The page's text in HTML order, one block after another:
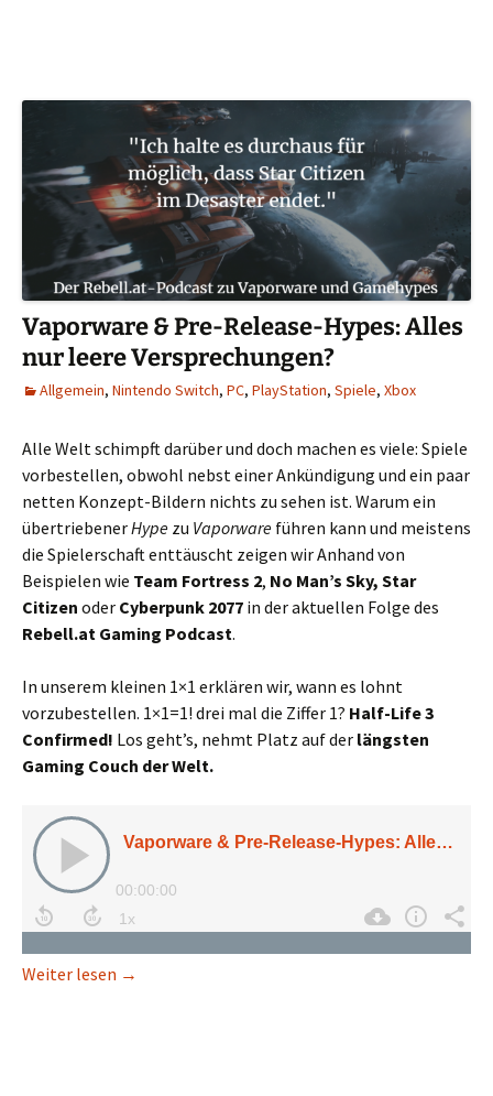
Vaporware & Pre-Release-Hypes: Alles
nur leere Versprechungen?
Allgemein, Nintendo Switch, PC, PlayStation, Spiele, Xbox
Alle Welt schimpft darüber und doch machen es viele: Spiele
vorbestellen, obwohl nebst einer Ankündigung und ein paar
netten Konzept-Bildern nichts zu sehen ist. Warum ein
übertriebenerHype zu Vaporware führen kann und meistens
die Spielerschaft enttäuscht zeigen wir Anhand von
Beispielen wie Team Fortress 2, No Man’s Sky, Star
Citizen oder Cyberpunk 2077 in der aktuellen Folge des
Rebell.at Gaming Podcast.
In unserem kleinen 1×1 erklären wir, wann es lohnt
vorzubestellen. 1×1=1! drei mal die Ziffer 1? Half-Life 3
Confirmed! Los geht’s, nehmt Platz auf der längsten
Gaming Couch der Welt.
Weiter lesen Vaporware & Pre-Release-Hypes: Alles nur leere
→